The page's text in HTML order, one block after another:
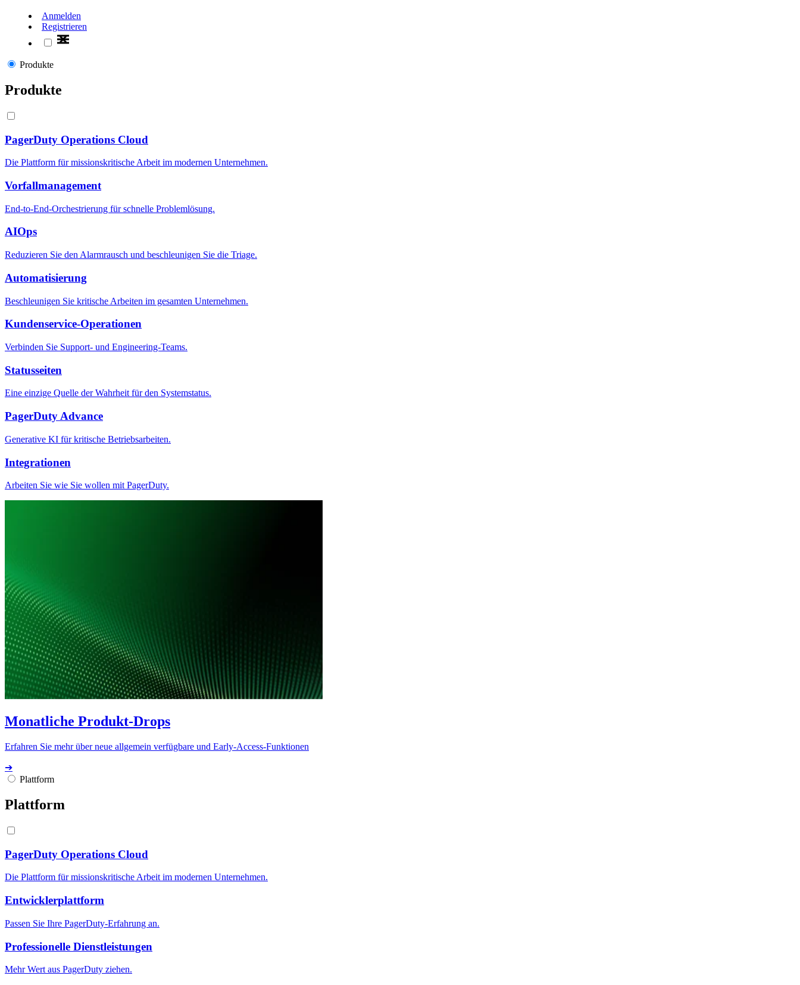
Anmelden
Registrieren
Produkte
Produkte
PagerDuty Operations Cloud
Die Plattform für missionskritische Arbeit im modernen Unternehmen.
Vorfallmanagement
End-to-End-Orchestrierung für schnelle Problemlösung.
AIOps
Reduzieren Sie den Alarmrausch und beschleunigen Sie die Triage.
Automatisierung
Beschleunigen Sie kritische Arbeiten im gesamten Unternehmen.
Kundenservice-Operationen
Verbinden Sie Support- und Engineering-Teams.
Statusseiten
Eine einzige Quelle der Wahrheit für den Systemstatus.
PagerDuty Advance
Generative KI für kritische Betriebsarbeiten.
Integrationen
Arbeiten Sie wie Sie wollen mit PagerDuty.
Monatliche Produkt-Drops
Erfahren Sie mehr über neue allgemein verfügbare und Early-Access-Funktionen
➔
Plattform
Plattform
PagerDuty Operations Cloud
Die Plattform für missionskritische Arbeit im modernen Unternehmen.
Entwicklerplattform
Passen Sie Ihre PagerDuty-Erfahrung an.
Professionelle Dienstleistungen
Mehr Wert aus PagerDuty ziehen.